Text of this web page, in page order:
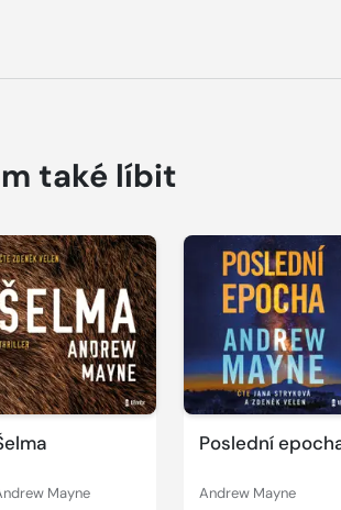
také líbit
Mayne
Poslední
Andrew Mayne
Přehrát
ukázku